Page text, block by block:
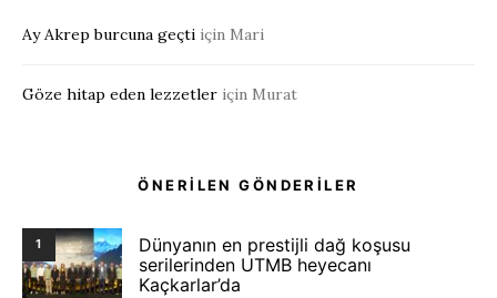
Ay Akrep burcuna geçti için Mari
Göze hitap eden lezzetler için Murat
ÖNERİLEN GÖNDERİLER
1
Dünyanın en prestijli dağ koşusu
serilerinden UTMB heyecanı
Kaçkarlar’da